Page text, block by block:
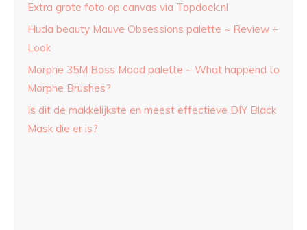
Extra grote foto op canvas via Topdoek.nl
Huda beauty Mauve Obsessions palette ~ Review +
Look
Morphe 35M Boss Mood palette ~ What happend to
Morphe Brushes?
Is dit de makkelijkste en meest effectieve DIY Black
Mask die er is?